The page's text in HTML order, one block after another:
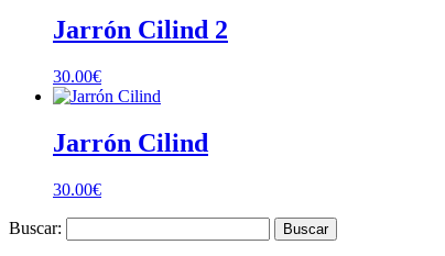
Jarrón Cilind 2
30.00€
Jarrón Cilind
30.00€
Buscar: